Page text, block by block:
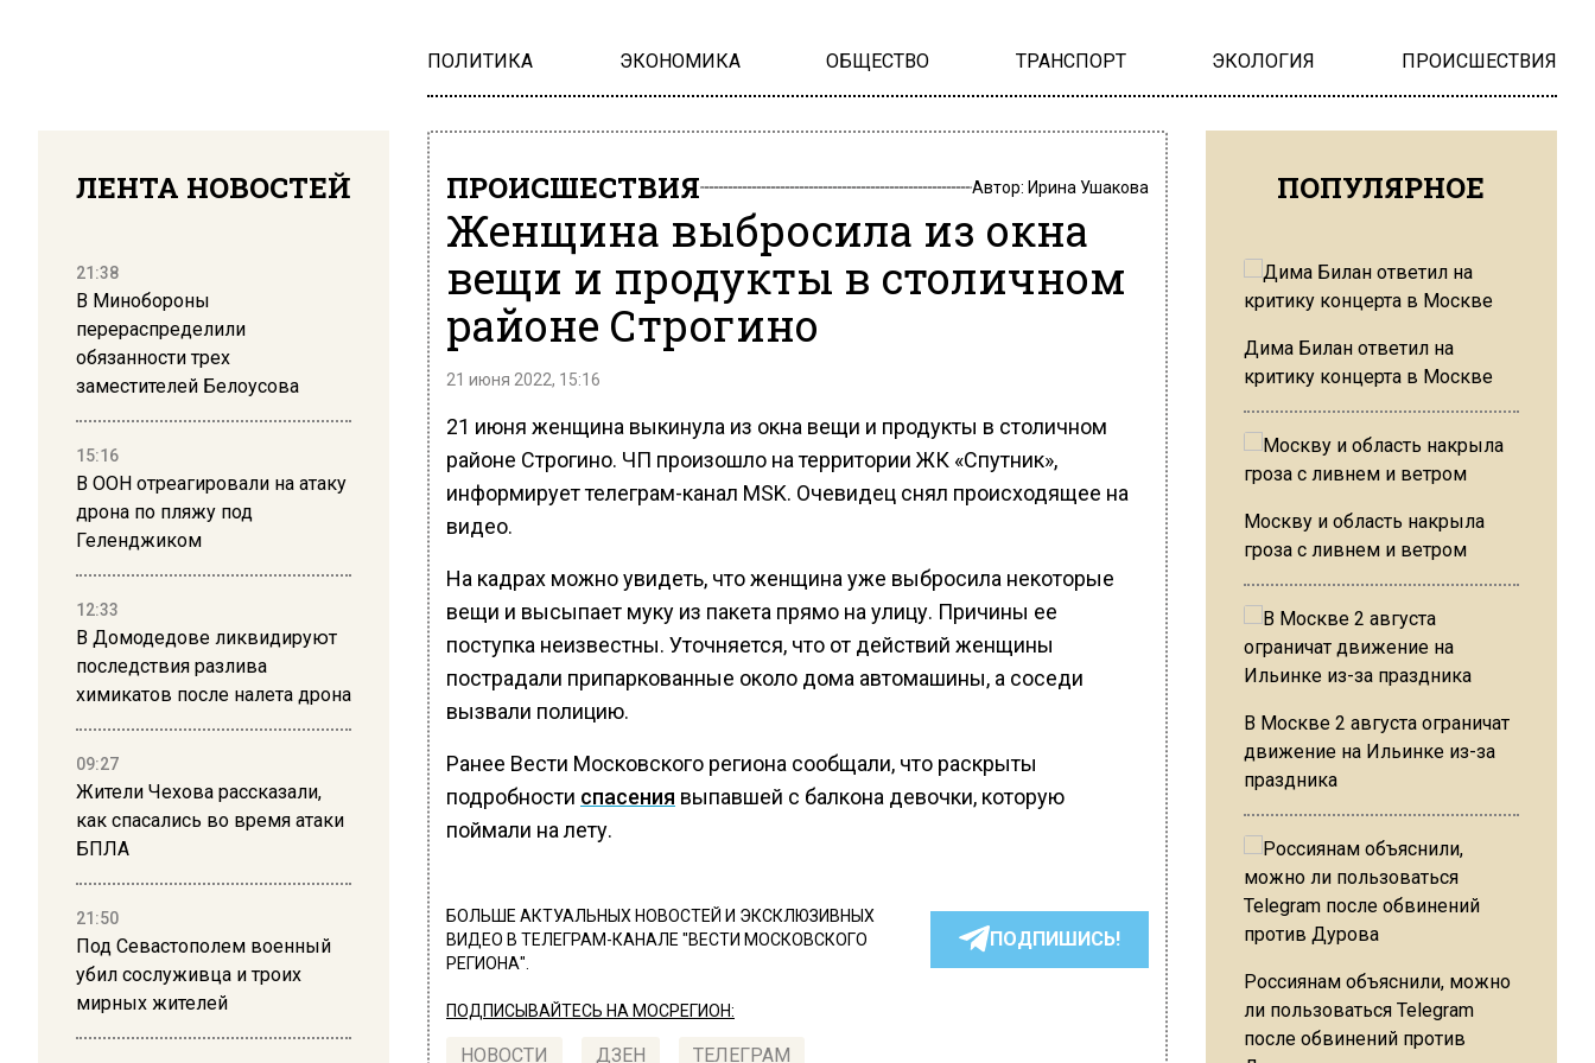
ПОЛИТИКА ЭКОНОМИКА ОБЩЕСТВО ТРАНСПОРТ ЭКОЛОГИЯ ПРОИСШЕСТВИЯ
ЛЕНТА НОВОСТЕЙ
21:38
В Минобороны
перераспределили
обязанности трех
заместителей Белоусова
15:16
В ООН отреагировали на атаку
дрона по пляжу под
Геленджиком
12:33
В Домодедове ликвидируют
последствия разлива
химикатов после налета дрона
09:27
Жители Чехова рассказали,
как спасались во время атаки
БПЛА
21:50
Под Севастополем военный
убил сослуживца и троих
мирных жителей
ПРОИСШЕСТВИЯ Автор: Ирина Ушакова
Женщина выбросила из окна
вещи и продукты в столичном
районе Строгино
21 июня 2022, 15:16
21 июня женщина выкинула из окна вещи и продукты в столичном
районе Строгино. ЧП произошло на территории ЖК «Спутник»,
информирует телеграм-канал MSK. Очевидец снял происходящее на
видео.
На кадрах можно увидеть, что женщина уже выбросила некоторые
вещи и высыпает муку из пакета прямо на улицу. Причины ее
поступка неизвестны. Уточняется, что от действий женщины
пострадали припаркованные около дома автомашины, а соседи
вызвали полицию.
Ранее Вести Московского региона сообщали, что раскрыты
подробности спасения выпавшей с балкона девочки, которую
поймали на лету.
БОЛЬШЕ АКТУАЛЬНЫХ НОВОСТЕЙ И ЭКСКЛЮЗИВНЫХ
ВИДЕО В ТЕЛЕГРАМ-КАНАЛЕ "ВЕСТИ МОСКОВСКОГО
РЕГИОНА".
ПОДПИШИСЬ!
ПОДПИСЫВАЙТЕСЬ НА МОСРЕГИОН:
НОВОСТИ ДЗЕН ТЕЛЕГРАМ
ПОПУЛЯРНОЕ
Дима Билан ответил на
критику концерта в Москве
Москву и область накрыла
гроза с ливнем и ветром
В Москве 2 августа ограничат
движение на Ильинке из-за
праздника
Россиянам объяснили, можно
ли пользоваться Telegram
после обвинений против